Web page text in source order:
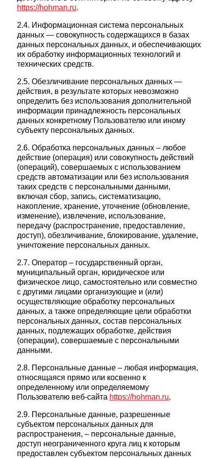
https://hohman.ru.
2.4. Информационная система персональных
данных — совокупность содержащихся в базах
данных персональных данных, и обеспечивающих
их обработку информационных технологий и
технических средств.
2.5. Обезличивание персональных данных —
действия, в результате которых невозможно
определить без использования дополнительной
информации принадлежность персональных
данных конкретному Пользователю или иному
субъекту персональных данных.
2.6. Обработка персональных данных – любое
действие (операция) или совокупность действий
(операций), совершаемых с использованием
средств автоматизации или без использования
таких средств с персональными данными,
включая сбор, запись, систематизацию,
накопление, хранение, уточнение (обновление,
изменение), извлечение, использование,
передачу (распространение, предоставление,
доступ), обезличивание, блокирование, удаление,
уничтожение персональных данных.
2.7. Оператор – государственный орган,
муниципальный орган, юридическое или
физическое лицо, самостоятельно или совместно
с другими лицами организующие и (или)
осуществляющие обработку персональных
данных, а также определяющие цели обработки
персональных данных, состав персональных
данных, подлежащих обработке, действия
(операции), совершаемые с персональными
данными.
2.8. Персональные данные – любая информация,
относящаяся прямо или косвенно к
определенному или определяемому
Пользователю веб-сайта https://hohman.ru.
2.9. Персональные данные, разрешенные
субъектом персональных данных для
распространения, – персональные данные,
доступ неограниченного круга лиц к которым
предоставлен субъектом персональных данных